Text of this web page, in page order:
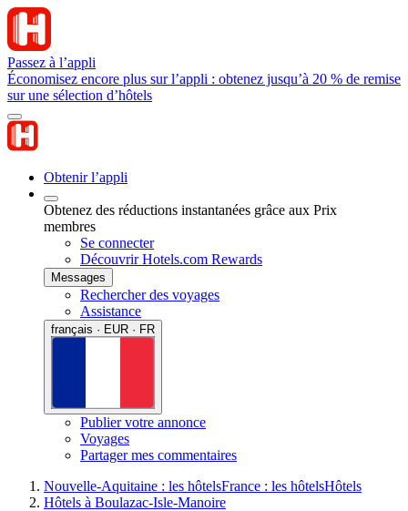
Passez à l’appli
Économisez encore plus sur l’appli : obtenez jusqu’à 20 % de remise
sur une sélection d’hôtels
Obtenir l’appli
Obtenez des réductions instantanées grâce aux Prix
membres
Se connecter
Découvrir Hotels.com Rewards
Messages
Rechercher des voyages
Assistance
français · EUR · FR
Publier votre annonce
Voyages
Partager mes commentaires
Nouvelle-Aquitaine : les hôtelsFrance : les hôtelsHôtels
Hôtels à Boulazac-Isle-Manoire